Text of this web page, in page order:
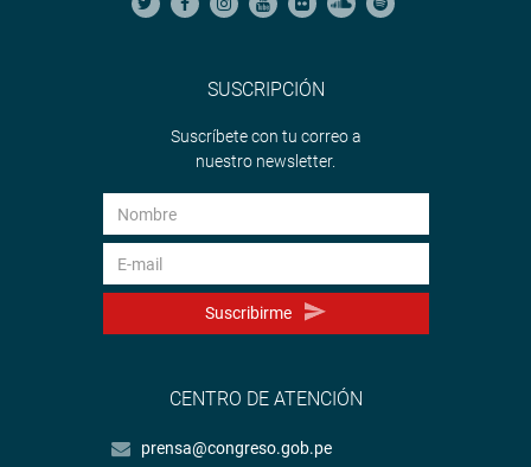
SUSCRIPCIÓN
Suscríbete con tu correo a
nuestro newsletter.
Suscribirme
CENTRO DE ATENCIÓN
prensa@congreso.gob.pe